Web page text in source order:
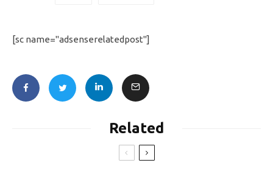
[sc name="adsenserelatedpost"]
Related